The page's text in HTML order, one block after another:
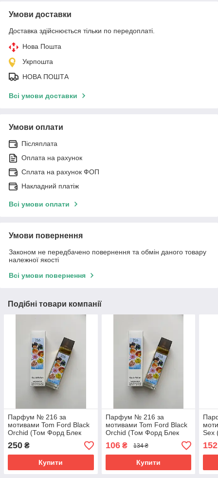
Умови доставки
Доставка здійснюється тільки по передоплаті.
Нова Пошта
Укрпошта
НОВА ПОШТА
Всі умови доставки
Умови оплати
Післяплата
Оплата на рахунок
Сплата на рахунок ФОП
Накладний платіж
Всі умови оплати
Умови повернення
Законом не передбачено повернення та обмін даного товару
належної якості
Всі умови повернення
Подібні товари компанії
Парфум № 216 за
мотивами Tom Ford Black
Orchid (Том Форд Блек
250 ₴
Купити
Парфум № 216 за
мотивами Tom Ford Black
Orchid (Том Форд Блек
106₴ 134 ₴
Купити
Sex
152